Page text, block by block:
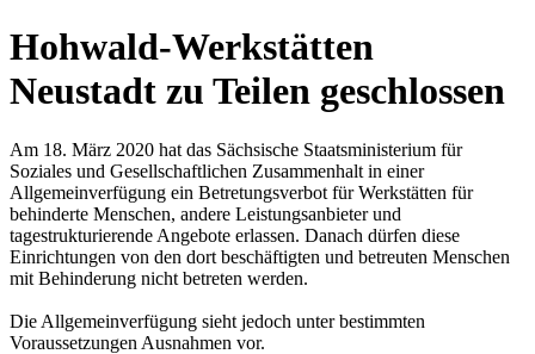
Hohwald-Werkstätten
Neustadt zu Teilen geschlossen
Am 18. März 2020 hat das Sächsische Staatsministerium für
Soziales und Gesellschaftlichen Zusammenhalt in einer
Allgemeinverfügung ein Betretungsverbot für Werkstätten für
behinderte Menschen, andere Leistungsanbieter und
tagestrukturierende Angebote erlassen. Danach dürfen diese
Einrichtungen von den dort beschäftigten und betreuten Menschen
mit Behinderung nicht betreten werden.
Die Allgemeinverfügung sieht jedoch unter bestimmten
Voraussetzungen Ausnahmen vor.